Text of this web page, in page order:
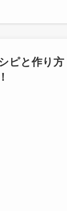
ピと作り